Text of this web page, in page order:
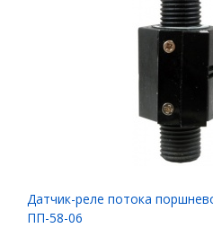
Датчик-реле потока
ПП-58-06